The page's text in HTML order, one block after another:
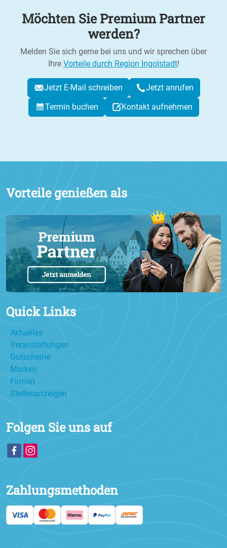
Möchten Sie Premium Partner
werden?
Melden Sie sich gerne bei uns und wir sprechen über
Ihre Vorteile durch Region Ingolstadt!
Jetzt E-Mail schreiben
Jetzt anrufen
Termin buchen
Kontakt aufnehmen
Vorteile genießen als
Quick Links
Aktuelles
Veranstaltungen
Gutscheine
Marken
Firmen
Stellenanzeigen
Folgen Sie uns auf
Zahlungsmethoden